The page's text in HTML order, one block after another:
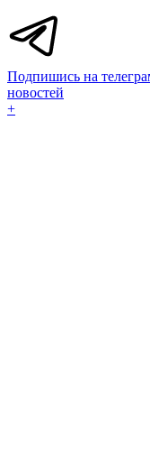
Подпишись на
новостей
+